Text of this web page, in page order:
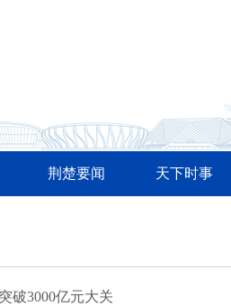
荆楚要闻 天下时事
破3000亿元大关